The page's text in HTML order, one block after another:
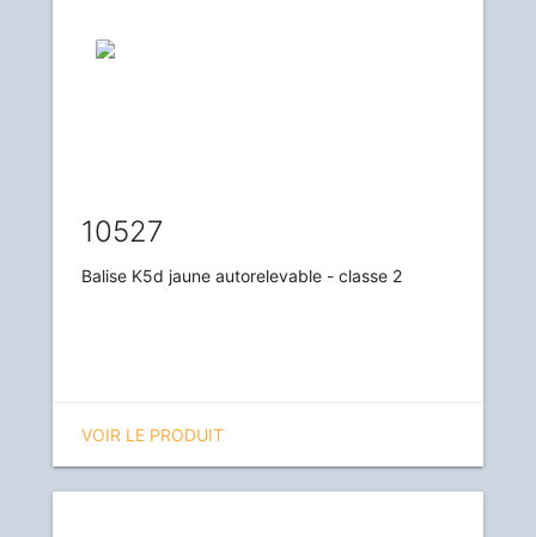
10527
Balise K5d jaune autorelevable - classe 2
VOIR LE PRODUIT